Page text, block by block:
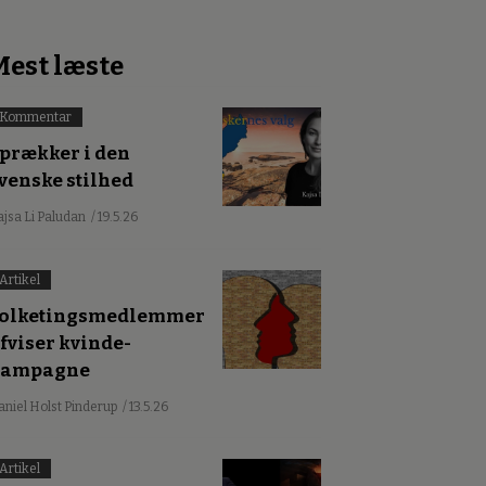
læste
Kommentar
i den
stilhed
Li Paludan / 19.5.26
Artikel
kvinde-
Holst Pinderup / 13.5.26
Artikel